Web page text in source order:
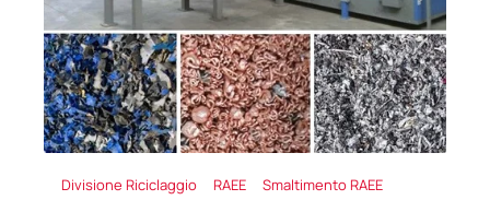
Divisione Riciclaggio RAEE
Smaltimento RAEE